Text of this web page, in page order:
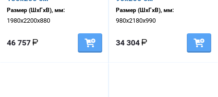
Размер (ШхГхВ), мм:
1980х2200х880
46 757
Размер (ШхГхВ), мм:
980х2180х990
34 304